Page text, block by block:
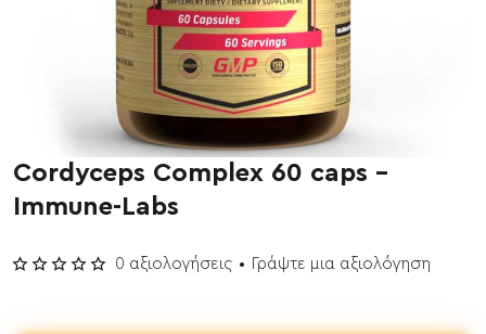
Cordyceps Complex 60 caps -
Immune-Labs
0 αξιολογήσεις • Γράψτε μια αξιολόγηση